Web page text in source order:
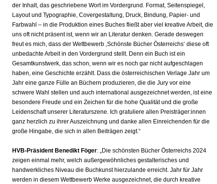
der Inhalt, das geschriebene Wort im Vordergrund. Format, Seitenspiegel,
Layout und Typographie, Covergestaltung, Druck, Bindung, Papier- und
Farbwahl – in die Produktion eines Buches fließt aber viel kreative Arbeit, die
uns oft nicht präsent ist, wenn wir an Literatur denken. Gerade deswegen
freut es mich, dass der Wettbewerb ‚Schönste Bücher Österreichs‘ diese oft
unbedachte Arbeit in den Vordergrund stellt. Denn ein Buch ist ein
Gesamtkunstwerk, das schon, wenn wir es noch gar nicht aufgeschlagen
haben, eine Geschichte erzählt. Dass die österreichischen Verlage Jahr um
Jahr eine ganze Fülle an Büchern produzieren, die die Jury vor eine
schwere Wahl stellen und auch international ausgezeichnet werden, ist eine
besondere Freude und ein Zeichen für die hohe Qualität und die große
Leidenschaft unserer Literaturszene. Ich gratuliere allen Preisträger:innen
ganz herzlich zu ihrer Auszeichnung und danke allen Einreichenden für die
große Hingabe, die sich in allen Beiträgen zeigt.“
HVB-Präsident Benedikt Föger: „Die schönsten Bücher Österreichs 2024
zeigen einmal mehr, welch außergewöhnliches gestalterisches und
handwerkliches Niveau die Buchkunst hierzulande erreicht. Jahr für Jahr
werden in diesem Wettbewerb Werke ausgezeichnet, die durch kreative